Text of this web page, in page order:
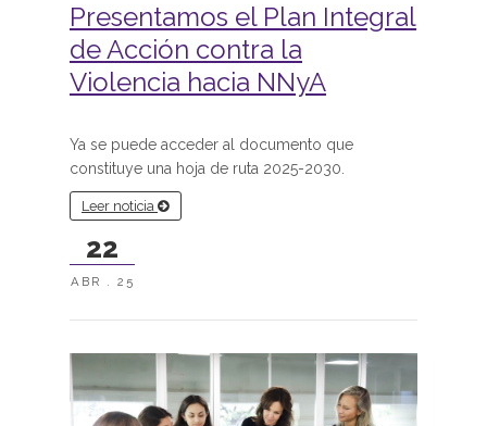
Presentamos el Plan Integral
de Acción contra la
Violencia hacia NNyA
Ya se puede acceder al documento que
constituye una hoja de ruta 2025-2030.
Leer noticia
22
ABR . 25